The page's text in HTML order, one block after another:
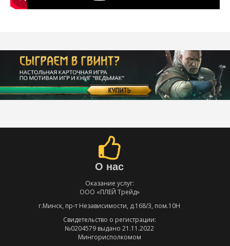
О нас
Оказание услуг:
ООО «ПЛЕЙ Трейд»
г.Минск, пр-т Независимости, д.168/3, пом.10Н
Свидетельство о регистрации:
№0204579 выдано 21.11.2022
Мингорисполкомом